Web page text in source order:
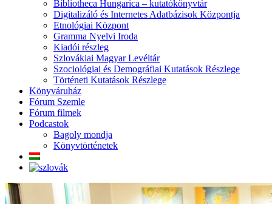
Bibliotheca Hungarica – kutatókönyvtár
Digitalizáló és Internetes Adatbázisok Központja
Etnológiai Központ
Gramma Nyelvi Iroda
Kiadói részleg
Szlovákiai Magyar Levéltár
Szociológiai és Demográfiai Kutatások Részlege
Történeti Kutatások Részlege
Könyváruház
Fórum Szemle
Fórum filmek
Podcastok
Bagoly mondja
Könyvtörténetek